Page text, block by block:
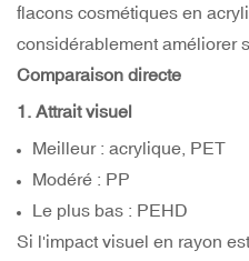
flacons cosmétiques en
considérablement améliorer
Comparaison directe
1. Attrait visuel
Meilleur : acrylique, PET
Modéré : PP
Le plus bas : PEHD
Si l'impact visuel en rayon